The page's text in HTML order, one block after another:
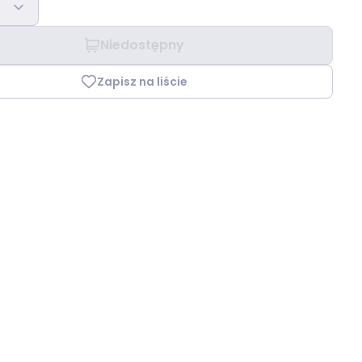
Niedostępny
Zapisz na liście